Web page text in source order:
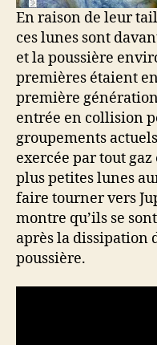
En raison de leur
ces lunes sont
et la poussière
premières étaient
première
entrée en collision
groupements
exercée par tout
plus petites lunes
faire tourner vers
montre qu’ils se
après la dissipation
poussière.